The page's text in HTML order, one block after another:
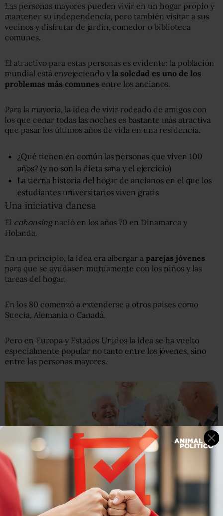
Las personas mayores pueden vivir en un hogar propio y
mantener su independencia, pero también visitar a sus
vecinos y disfrutar de jardín, comedor o biblioteca
comunes.
El atractivo para estas personas es evidente: la población
mundial está envejeciendo y la soledad es uno de los
problemas más comunes entre los ancianos.
Para la mayoría, la idea de vivir rodeado de amigos con
los que cenar todas las noches es bastante más atractiva
que pasar los últimos años de vida en una residencia.
¿Qué tienen en común las personas que viven 100
años? (y no son la dieta sana y el ejercicio)
La tierna historia del hogar de ancianos en el que los
estudiantes universitarios viven gratis
Una iniciativa danesa
El cohousingnació en los años 70 en Dinamarca y
Holanda.
En un principio, la idea era albergar a parejas jóvenes
para que se ayudasen mutuamente con los niños y las
tareas del hogar.
En los 80 comenzó a extenderse a otros países como
Suecia, Alemania o Canadá.
Pero en Europa y Estados Unidos la idea se ha vuelto
especialmente popular no tanto entre los jóvenes, sino
entre las personas mayores.
Getty Images